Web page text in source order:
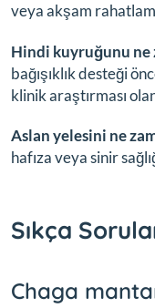
veya akşam
Hindi kuyruğunu ne
bağışıklık desteği
klinik araştırması
Aslan yelesini ne
hafıza veya sinir
Sıkça
Chaga